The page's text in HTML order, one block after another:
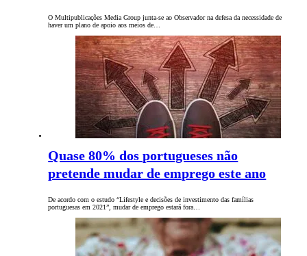
O Multipublicações Media Group junta-se ao Observador na defesa da necessidade de
haver um plano de apoio aos meios de…
Quase 80% dos portugueses não
pretende mudar de emprego este ano
De acordo com o estudo “Lifestyle e decisões de investimento das famílias
portuguesas em 2021”, mudar de emprego estará fora…